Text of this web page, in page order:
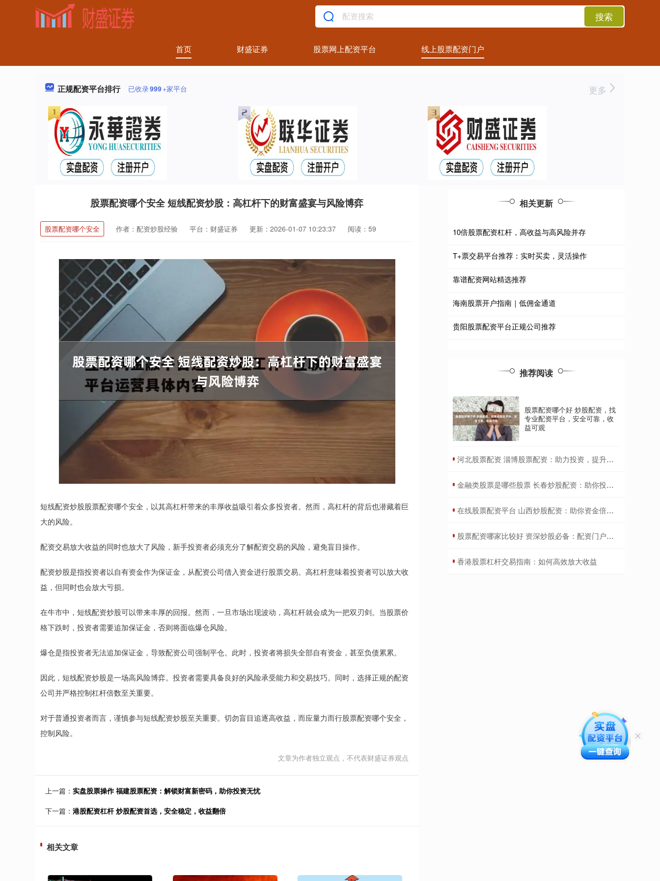
搜索
首页 财盛证券 股票网上配资平台 线上股票配资门户
正规配资平台排行 已收录999+家平台 更多
股票配资哪个安全 短线配资炒股：高杠杆下的财富盛宴与风险博弈
股票配资哪个安全 作者：配资炒股经验 平台：财盛证券 更新：2026-01-07 10:23:37 阅读：59
短线配资炒股股票配资哪个安全，以其高杠杆带来的丰厚收益吸引着众多投资者。然而，高杠杆的背后也潜藏着巨
大的风险。
配资交易放大收益的同时也放大了风险，新手投资者必须充分了解配资交易的风险，避免盲目操作。
配资炒股是指投资者以自有资金作为保证金，从配资公司借入资金进行股票交易。高杠杆意味着投资者可以放大收
益，但同时也会放大亏损。
在牛市中，短线配资炒股可以带来丰厚的回报。然而，一旦市场出现波动，高杠杆就会成为一把双刃剑。当股票价
格下跌时，投资者需要追加保证金，否则将面临爆仓风险。
爆仓是指投资者无法追加保证金，导致配资公司强制平仓。此时，投资者将损失全部自有资金，甚至负债累累。
因此，短线配资炒股是一场高风险博弈。投资者需要具备良好的风险承受能力和交易技巧。同时，选择正规的配资
公司并严格控制杠杆倍数至关重要。
对于普通投资者而言，谨慎参与短线配资炒股至关重要。切勿盲目追逐高收益，而应量力而行股票配资哪个安全，
控制风险。
文章为作者独立观点，不代表财盛证券观点
上一篇： 实盘股票操作 福建股票配资：解锁财富新密码，助你投资无忧
下一篇： 港股配资杠杆 炒股配资首选，安全稳定，收益翻倍
相关文章
相关更新
10倍股票配资杠杆，高收益与高风险并存
T+票交易平台推荐：实时买卖，灵活操作
靠谱配资网站精选推荐
海南股票开户指南｜低佣金通道
贵阳股票配资平台正规公司推荐
推荐阅读
股票配资哪个好 炒股配资，找
专业配资平台，安全可靠，收
益可观
​河北股票配资 淄博股票配资：助力投资，提升收益
​金融类股票是哪些股票 长春炒股配资：助你投资腾飞，把握财富机遇
​在线股票配资平台 山西炒股配资：助你资金倍增，投资更轻松
​股票配资哪家比较好 资深炒股必备：配资门户，助你投资无忧
​香港股票杠杆交易指南：如何高效放大收益